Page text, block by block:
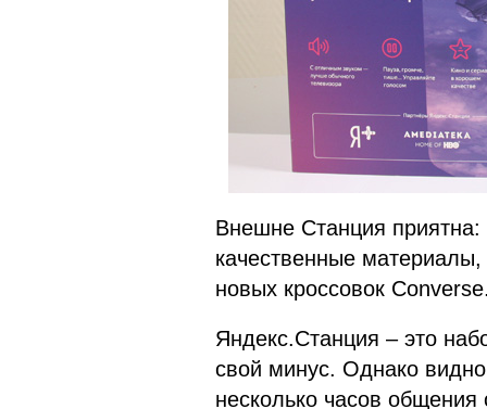
Внешне Станция
качественные материалы,
новых кроссовок
Яндекс.Станция – это
свой минус. Однако
несколько часов